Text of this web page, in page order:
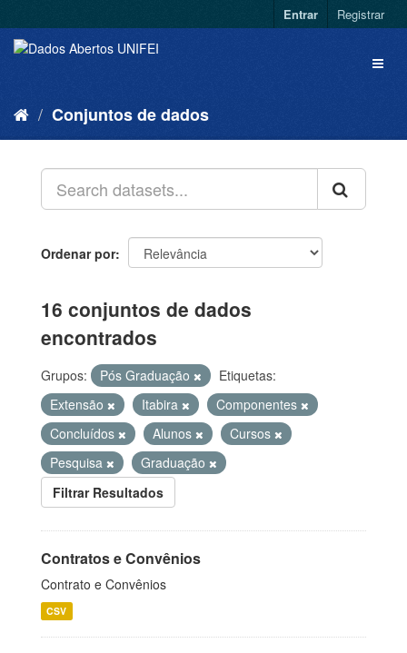
Entrar Registrar
Conjuntos de dados
Ordenar por
16 conjuntos de dados
encontrados
Grupos: Pós Graduação
Etiquetas:
Extensão
Itabira
Componentes
Concluídos
Alunos
Cursos
Pesquisa
Graduação
Filtrar Resultados
Contratos e Convênios
Contrato e Convênios
CSV